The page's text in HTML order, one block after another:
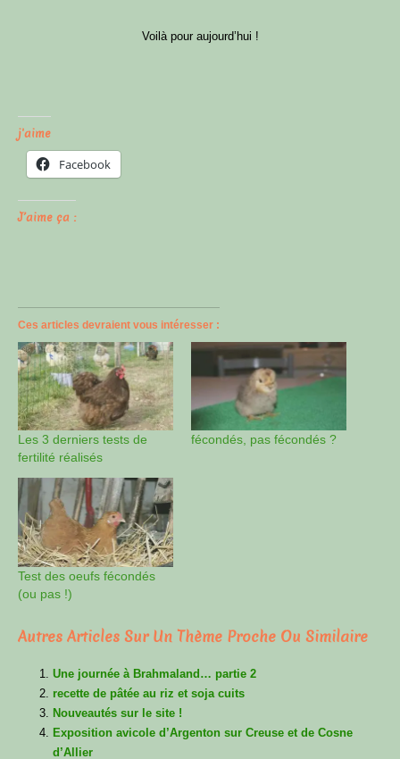
Voilà pour aujourd’hui !
j'aime
Facebook
J’aime ça :
Ces articles devraient vous intéresser :
Les 3 derniers tests de
fertilité réalisés
fécondés, pas fécondés ?
Test des oeufs fécondés
(ou pas !)
Autres Articles Sur Un Thème Proche Ou Similaire
Une journée à Brahmaland… partie 2
recette de pâtée au riz et soja cuits
Nouveautés sur le site !
Exposition avicole d’Argenton sur Creuse et de Cosne
d’Allier